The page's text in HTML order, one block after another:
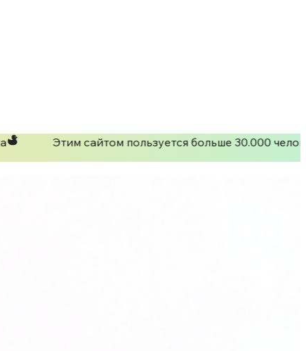
Этим сайтом пользуется больше 30.000